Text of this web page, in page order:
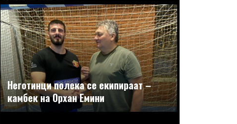
Неготинци полека се екипираат –
камбек на Орхан Емини